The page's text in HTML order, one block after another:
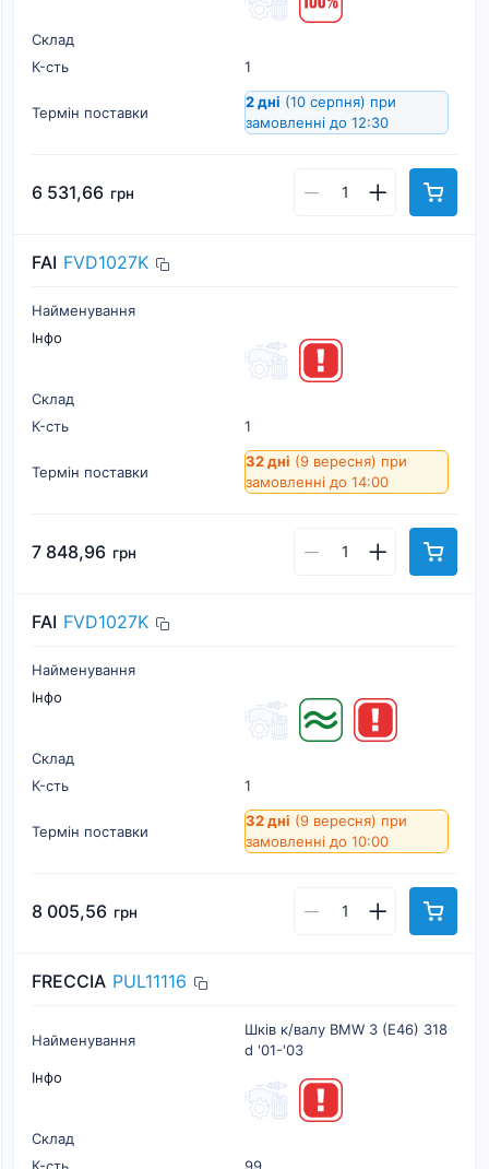
Склад
К-cть
1
Термін поставки
2 дні (10 серпня) при
замовленні до 12:30
6 531,66 грн
FAI FVD1027K
Найменування
Інфо
Склад
К-cть
1
Термін поставки
32 дні (9 вересня) при
замовленні до 14:00
7 848,96 грн
FAI FVD1027K
Найменування
Інфо
Склад
К-cть
1
Термін поставки
32 дні (9 вересня) при
замовленні до 10:00
8 005,56 грн
FRECCIA PUL11116
Найменування
Шків к/валу BMW 3 (E46) 318
d '01-'03
Інфо
Склад